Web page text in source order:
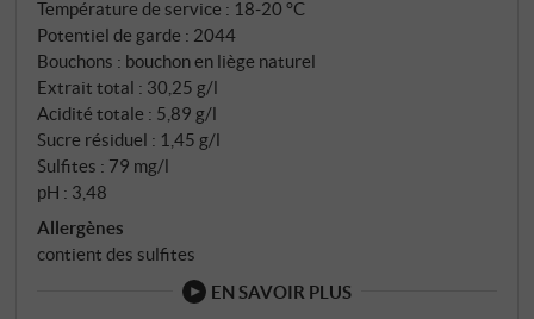
Température de service : 18‑20 °C
Potentiel de garde : 2044
Bouchons : bouchon en liège naturel
Extrait total : 30,25 g/l
Acidité totale : 5,89 g/l
Sucre résiduel : 1,45 g/l
Sulfites : 79 mg/l
pH : 3,48
Allergènes
contient des sulfites
EN SAVOIR PLUS